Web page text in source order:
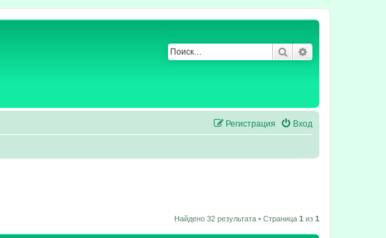
Поиск
Вход
Регистрация
Найдено 32 результата • Страница 1 из 1